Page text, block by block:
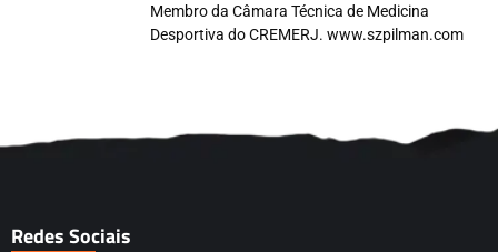
Membro da Câmara Técnica de Medicina
Desportiva do CREMERJ. www.szpilman.com
Redes Sociais